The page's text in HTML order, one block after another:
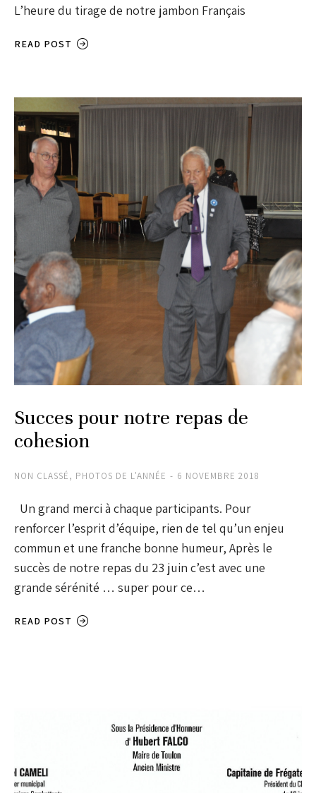
L’heure du tirage de notre jambon Français
READ POST
Succes pour notre repas de
cohesion
NON CLASSÉ, PHOTOS DE L'ANNÉE 6 NOVEMBRE 2018
Un grand merci à chaque participants. Pour
renforcer l’esprit d’équipe, rien de tel qu’un enjeu
commun et une franche bonne humeur, Après le
succès de notre repas du 23 juin c’est avec une
grande sérénité … super pour ce…
READ POST